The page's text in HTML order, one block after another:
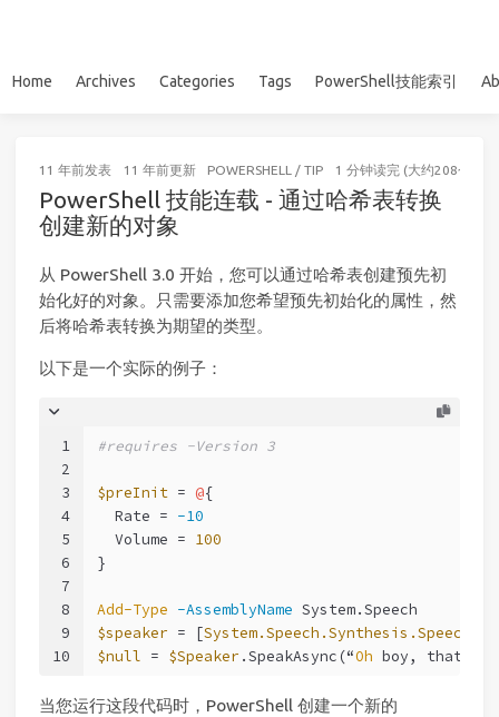
Home Archives Categories Tags PowerShell技能索引
11 年前发表 11 年前更新 POWERSHELL / TIP 1 分钟读完 (大约208个字)
PowerShell 技能连载 - 通过哈希表转换
创建新的对象
从 PowerShell 3.0 开始，您可以通过哈希表创建预先初
始化好的对象。只需要添加您希望预先初始化的属性，然
后将哈希表转换为期望的类型。
以下是一个实际的例子：
1
2
3
4
5
6
7
8
9
10
#requires -Version 3
$preInit = @{
  Rate =
-10
  Volume =
100
}
Add-Type -AssemblyName System.Speech
$speaker = [
$null = $Speaker .SpeakAsync(“Oh boy, that
当您运行这段代码时，PowerShell 创建一个新的